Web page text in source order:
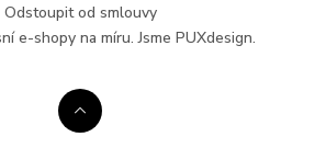
Odstoupit od smlouvy
e-shopy na míru. Jsme PUXdesign.